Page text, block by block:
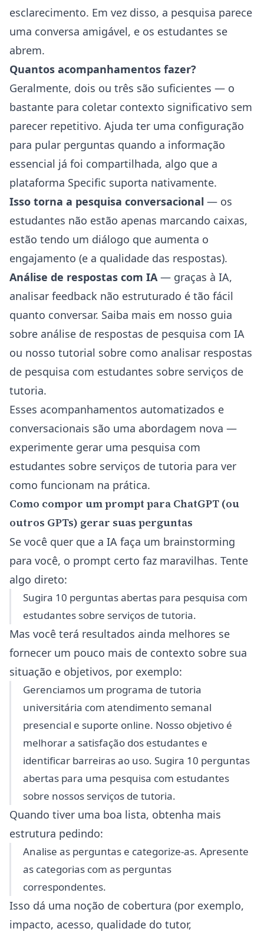
esclarecimento. Em vez disso, a pesquisa parece
uma conversa amigável, e os estudantes se
abrem.
Quantos acompanhamentos fazer?
Geralmente, dois ou três são suficientes — o
bastante para coletar contexto significativo sem
parecer repetitivo. Ajuda ter uma configuração
para pular perguntas quando a informação
essencial já foi compartilhada, algo que a
plataforma Specific suporta nativamente.
Isso torna a pesquisa conversacional — os
estudantes não estão apenas marcando caixas,
estão tendo um diálogo que aumenta o
engajamento (e a qualidade das respostas).
Análise de respostas com IA— graças à IA,
analisar feedback não estruturado é tão fácil
quanto conversar. Saiba mais em nosso guia
sobre análise de respostas de pesquisa com IA
ou nosso tutorial sobre como analisar respostas
de pesquisa com estudantes sobre serviços de
tutoria.
Esses acompanhamentos automatizados e
conversacionais são uma abordagem nova —
experimente gerar uma pesquisa com
estudantes sobre serviços de tutoria para ver
como funcionam na prática.
Como compor um prompt para ChatGPT (ou
outros GPTs) gerar suas perguntas
Se você quer que a IA faça um brainstorming
para você, o prompt certo faz maravilhas. Tente
algo direto:
Sugira 10 perguntas abertas para pesquisa com
estudantes sobre serviços de tutoria.
Mas você terá resultados ainda melhores se
fornecer um pouco mais de contexto sobre sua
situação e objetivos, por exemplo:
Gerenciamos um programa de tutoria
universitária com atendimento semanal
presencial e suporte online. Nosso objetivo é
melhorar a satisfação dos estudantes e
identificar barreiras ao uso. Sugira 10 perguntas
abertas para uma pesquisa com estudantes
sobre nossos serviços de tutoria.
Quando tiver uma boa lista, obtenha mais
estrutura pedindo:
Analise as perguntas e categorize-as. Apresente
as categorias com as perguntas
correspondentes.
Isso dá uma noção de cobertura (por exemplo,
impacto, acesso, qualidade do tutor,